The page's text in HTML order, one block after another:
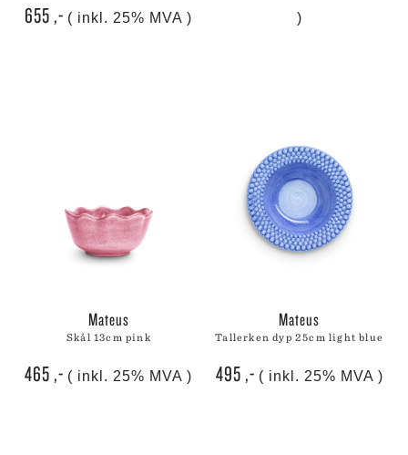
655 ,- ( inkl. 25% MVA ) )
mateus
skål 13cm pink
465 ,- ( inkl. 25% MVA )
mateus
tallerken dyp 25cm light blue
495 ,- ( inkl. 25% MVA )